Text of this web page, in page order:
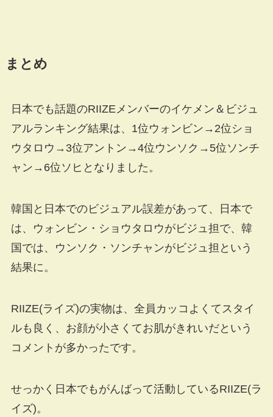
まとめ
日本でも話題のRIIZEメンバーのイケメン＆ビジュ
アルランキング結果は、1位ウォンビン→2位ショ
ウタロウ→3位アントン→4位ウンソク→5位ソンチ
ャン→6位ソヒとなりました。
韓国と日本でのビジュアル誤差があって、日本で
は、ウォンビン・ショウタロウがビジュ担で、韓
国では、ウンソク・ソンチャンがビジュ担という
結果に。
RIIZE(ライズ)の実物は、全員カッコよくてスタイ
ルも良く、お顔が小さくてお肌がきれいだという
コメントが多かったです。
せっかく日本でもがんばって活動しているRIIZE(ラ
イズ)。